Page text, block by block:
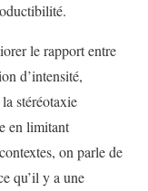
le rapport entre
d’intensité,
stéréotaxie
en limitant
on parle de
qu’il y a une